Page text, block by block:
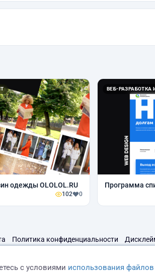
одежды OLOLOL.RU
102 0
ВЕБ-РАЗРАБОТКА
Программа
Политика конфиденциальности
с условиями использования